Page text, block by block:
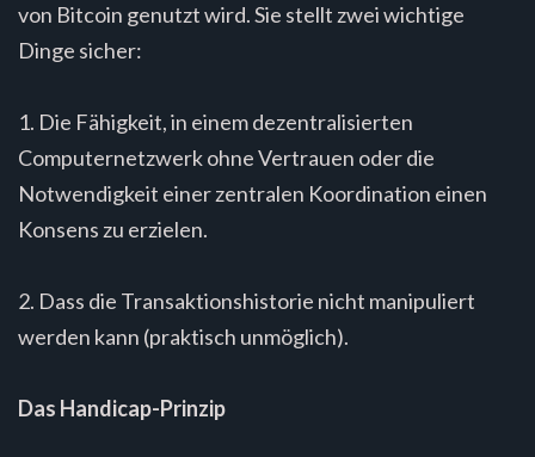
von Bitcoin genutzt wird. Sie stellt zwei wichtige
Dinge sicher:
1. Die Fähigkeit, in einem dezentralisierten
Computernetzwerk ohne Vertrauen oder die
Notwendigkeit einer zentralen Koordination einen
Konsens zu erzielen.
2. Dass die Transaktionshistorie nicht manipuliert
werden kann (praktisch unmöglich).
Das Handicap-Prinzip